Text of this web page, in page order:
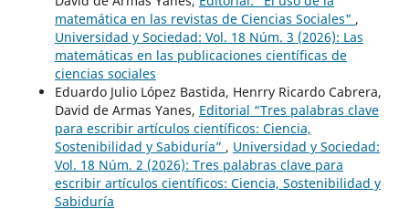
matemática en las revistas de Ciencias Sociales" ,
Universidad y Sociedad: Vol. 18 Núm. 3 (2026): Las
matemáticas en las publicaciones científicas de
ciencias sociales
Eduardo Julio López Bastida, Henrry Ricardo Cabrera,
David de Armas Yanes, Editorial “Tres palabras clave
para escribir artículos científicos: Ciencia,
Sostenibilidad y Sabiduría” , Universidad y Sociedad:
Vol. 18 Núm. 2 (2026): Tres palabras clave para
escribir artículos científicos: Ciencia, Sostenibilidad y
Sabiduría